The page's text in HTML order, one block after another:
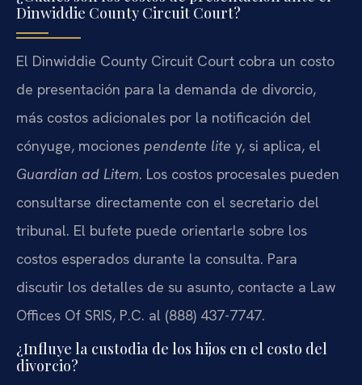
Dinwiddie County Circuit Court?
El Dinwiddie County Circuit Court cobra un costo
de presentación para la demanda de divorcio,
más costos adicionales por la notificación del
cónyuge, mociones pendente lite y, si aplica, el
Guardian ad Litem. Los costos procesales pueden
consultarse directamente con el secretario del
tribunal. El bufete puede orientarle sobre los
costos esperados durante la consulta. Para
discutir los detalles de su asunto, contacte a Law
Offices Of SRIS, P.C. al (888) 437-7747.
¿Influye la custodia de los hijos en el costo del
divorcio?